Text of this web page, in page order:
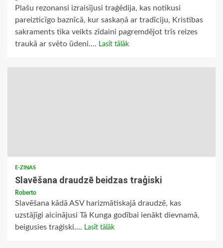
Plašu rezonansi izraisījusi traģēdija, kas notikusi
pareizticīgo baznīcā, kur saskaņā ar tradīciju, Kristības
sakraments tika veikts zīdaini pagremdējot trīs reizes
traukā ar svēto ūdeni.... Lasīt tālāk
E-ZIŅAS
Slavēšana draudzē beidzas traģiski
Roberto
Slavēšana kādā ASV harizmātiskajā draudzē, kas
uzstājīgi aicinājusi Tā Kunga godībai ienākt dievnamā,
beigusies traģiski.... Lasīt tālāk